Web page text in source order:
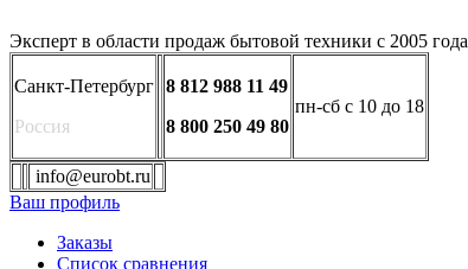
Эксперт в области продаж бытовой техники с 2005 года
Санкт-Петербург
Россия
8 812 988 11 49
8 800 250 49 80
пн-сб с 10 до 18
info@eurobt.ru
Ваш профиль
Заказы
Список сравнения